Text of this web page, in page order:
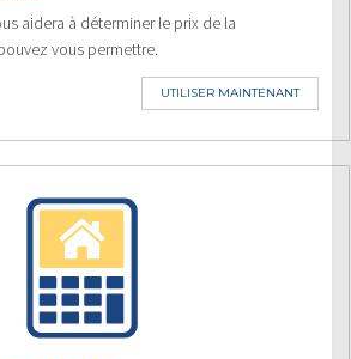
aidera à déterminer le prix de la
vous permettre.
UTILISER MAINTENANT